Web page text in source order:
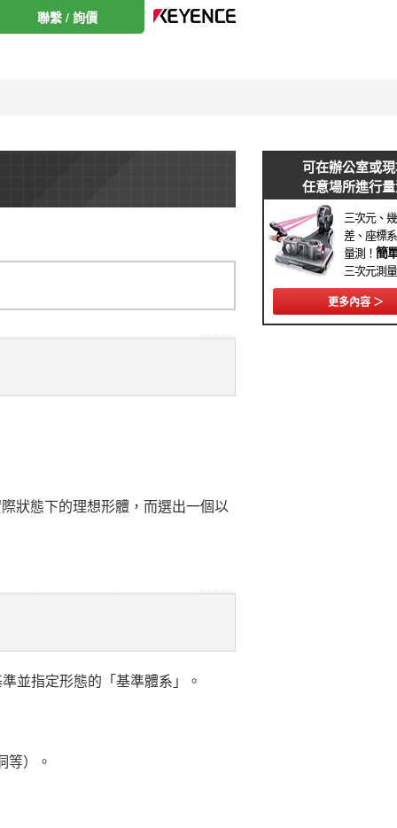
聯繫 / 詢價
狀態下的理想形體，而選出一個以
並指定形態的「基準體系」。
等）。
可在辦公室或
任意場所進行
三次元、
差、座標
量測！ 簡
三次元測
更多內容 ＞